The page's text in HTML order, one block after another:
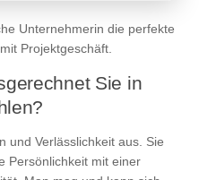
Unternehmerin die perfekte
Projektgeschäft.
Sie in
und Verlässlichkeit aus. Sie
Persönlichkeit mit einer